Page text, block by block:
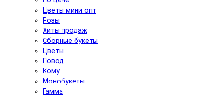
Цветы мини опт
Розы
Хиты продаж
Сборные букеты
Цветы
Повод
Кому
Монобукеты
Гамма